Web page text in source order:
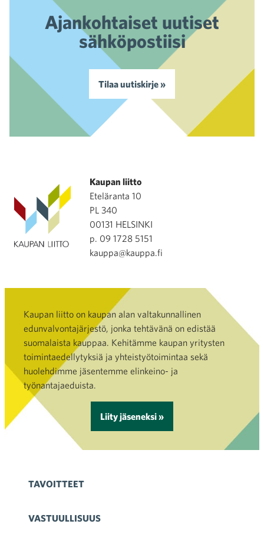
Ajankohtaiset uutiset
sähköpostiisi
Tilaa uutiskirje »
Kaupan liitto
Eteläranta 10
PL 340
00131 HELSINKI
p. 09 1728 5151
kauppa@kauppa.fi
Kaupan liitto on kaupan alan valtakunnallinen
edunvalvontajärjestö, jonka tehtävänä on edistää
suomalaista kauppaa. Kehitämme kaupan yritysten
toimintaedellytyksiä ja yhteistyötoimintaa sekä
huolehdimme jäsentemme elinkeino- ja
työnantajaeduista.
Liity jäseneksi »
TAVOITTEET
VASTUULLISUUS